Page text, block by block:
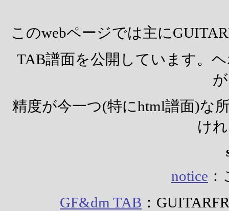
このwebページでは主に
TAB譜面を公開しています。
精度が今一つ(特にhtml譜面)な
け
notice
GF&dm TAB ：